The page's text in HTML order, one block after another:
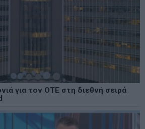
για τον ΟΤΕ στη διεθνή σειρά